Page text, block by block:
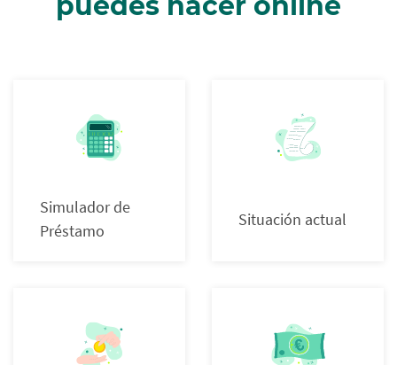
Simulador de
Préstamo
Situación actual